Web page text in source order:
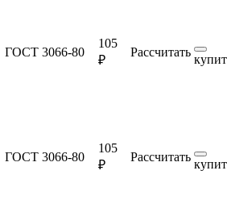
ГОСТ 3066-80
105
₽
Рассчитать
ГОСТ 3066-80
105
₽
Рассчитать